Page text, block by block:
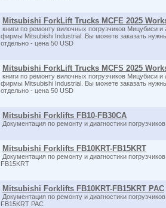
Mitsubishi ForkLift Trucks MCFE 2025
книги по ремонту вилочных погрузчиков Мицубиси и
фирмы Mitsubishi Industrial. Вы можете заказать
отдельно - цена 50 USD
Mitsubishi ForkLift Trucks MCFS 2025
книги по ремонту вилочных погрузчиков Мицубиси и
фирмы Mitsubishi Industrial. Вы можете заказать
отдельно - цена 50 USD
Mitsubishi Forklifts FB10-FB30CA
Документация по ремонту и диагностики
Mitsubishi Forklifts FB10KRT-FB15KRT
Документация по ремонту и диагностики
FB15KRT
Mitsubishi Forklifts FB10KRT-FB15KRT PAC
Документация по ремонту и диагностики
FB15KRT PAC